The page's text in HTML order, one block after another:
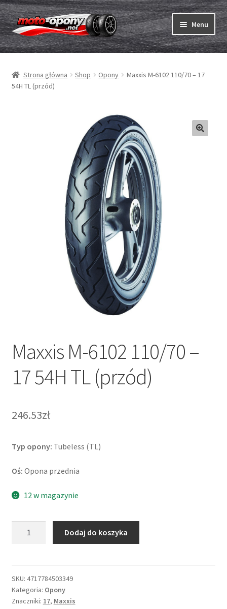
Przejdź
do
nawigacji
Przejdź
do
treści
Menu
Opony
Rozwiń
Dętki & taśmy
Rozwiń
Strona główna Shop Opony
Maxxis M-6102 110/70 – 17
54H TL (przód)
Maxxis M-6102 110/70 –
17 54H TL (przód)
246.53zł
Typ opony: Tubeless (TL)
Oś: Opona przednia
12 w magazynie
110/70
-
17
Dodaj do koszyka
SKU: 4717784503349
Kategoria: Opony
Znaczniki: 17, Maxxis